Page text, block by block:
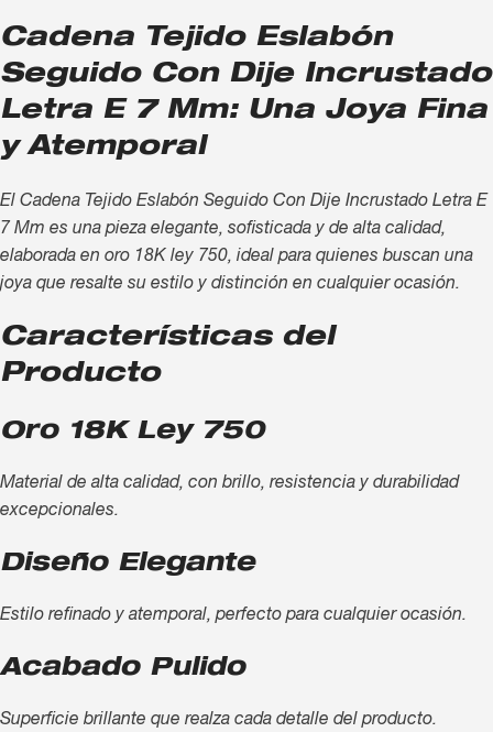
Cadena Tejido Eslabón
Seguido Con Dije Incrustado
Letra E 7 Mm: Una Joya Fina
y Atemporal
El Cadena Tejido Eslabón Seguido Con Dije Incrustado Letra E
7 Mm es una pieza elegante, sofisticada y de alta calidad,
elaborada en oro 18K ley 750, ideal para quienes buscan una
joya que resalte su estilo y distinción en cualquier ocasión.
Características del
Producto
Oro 18K Ley 750
Material de alta calidad, con brillo, resistencia y durabilidad
excepcionales.
Diseño Elegante
Estilo refinado y atemporal, perfecto para cualquier ocasión.
Acabado Pulido
Superficie brillante que realza cada detalle del producto.